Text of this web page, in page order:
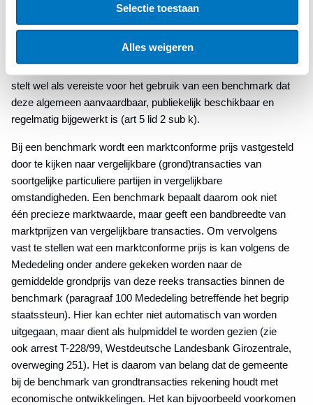
Selectie toestaan
Alles weigeren
Benchmarking bij grondtransacties
Naast taxatie is marktconforme prijs(vast)stelling aan de hand
stelt wel als vereiste voor het gebruik van een benchmark dat
deze algemeen aanvaardbaar, publiekelijk beschikbaar en
regelmatig bijgewerkt is (art 5 lid 2 sub k).
Bij een benchmark wordt een marktconforme prijs vastgesteld
door te kijken naar vergelijkbare (grond)transacties van
soortgelijke particuliere partijen in vergelijkbare
omstandigheden. Een benchmark bepaalt daarom ook niet
één precieze marktwaarde, maar geeft een bandbreedte van
marktprijzen van vergelijkbare transacties. Om vervolgens
vast te stellen wat een marktconforme prijs is kan volgens de
Mededeling onder andere gekeken worden naar de
gemiddelde grondprijs van deze reeks transacties binnen de
benchmark (paragraaf 100 Mededeling betreffende het begrip
staatssteun). Hier kan echter niet automatisch van worden
uitgegaan, maar dient als hulpmiddel te worden gezien (zie
ook arrest T-228/99, Westdeutsche Landesbank Girozentrale,
overweging 251). Het is daarom van belang dat de gemeente
bij de benchmark van grondtransacties rekening houdt met
economische ontwikkelingen. Het kan bijvoorbeeld voorkomen